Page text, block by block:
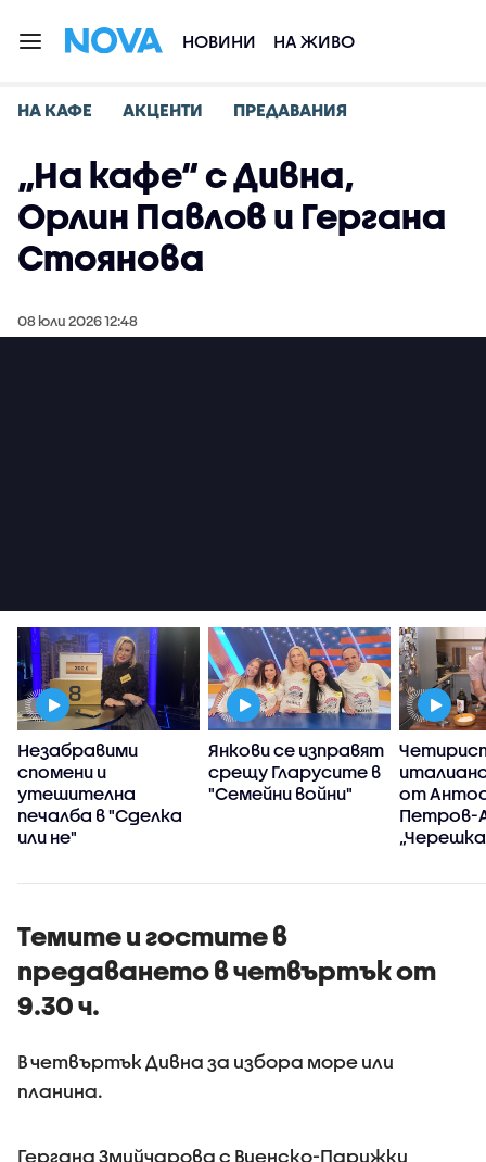
НОВИНИ НА ЖИВО
НА КАФЕ АКЦЕНТИ ПРЕДАВАНИЯ
„На кафе“ с Дивна,
Орлин Павлов и Гергана
Стоянова
08 юли 2026 12:48
Незабравими
спомени и
утешителна
печалба в "Сделка
или не"
Янкови се изправят
срещу Гларусите в
"Семейни войни"
от
Петров-
Темите и гостите в
предаването в четвъртък от
9.30 ч.
В четвъртък Дивна за избора море или
планина.
Гергана Змийчарова с Виенско-Парижки